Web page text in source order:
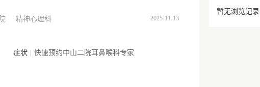
精神心理科 2025-11-13
症状 快速预约中山二院耳鼻喉科专家
暂无浏览记录